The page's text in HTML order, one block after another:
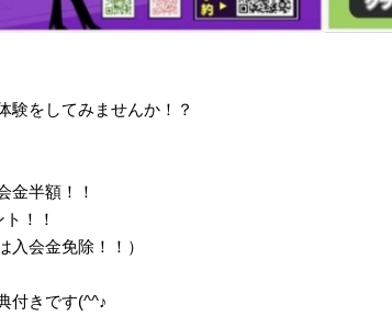
験をしてみませんか！？
金半額！！
！！
入会金免除！！）
付きです(^^♪